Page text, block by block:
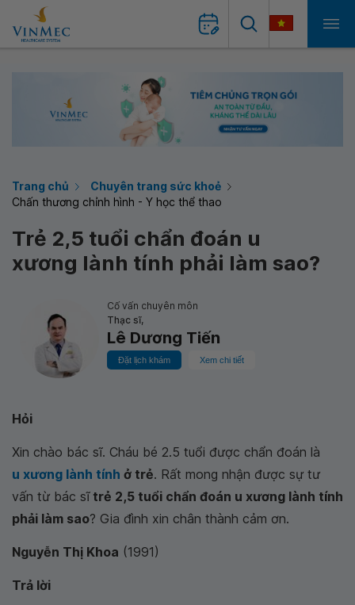
Trang chủ
Chuyên trang sức khoẻ
Chấn thương chỉnh hình - Y học thể thao
Trẻ 2,5 tuổi chẩn đoán u
xương lành tính phải làm sao?
Cố vấn chuyên môn
Thạc sĩ,
Lê Dương Tiến
Đặt lịch khám Xem chi tiết
Hỏi
Xin chào bác sĩ. Cháu bé 2.5 tuổi được chẩn đoán là
u xương lành tính ở trẻ. Rất mong nhận được sự tư
vấn từ bác sĩtrẻ 2,5 tuổi chẩn đoán u xương lành tính
phải làm sao? Gia đình xin chân thành cảm ơn.
Nguyễn Thị Khoa (1991)
Trả lời